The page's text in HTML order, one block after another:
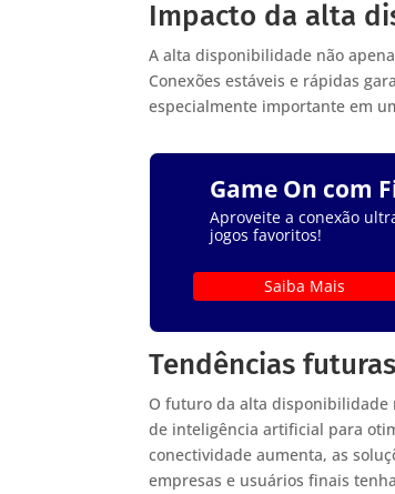
Impacto da alta
A alta disponibilidade não
Conexões estáveis e rápidas
especialmente importante em
Game On com
Aproveite a conexão
jogos favoritos!
Saiba Mais
Tendências
O futuro da alta disponibilidade
de inteligência artificial para
conectividade aumenta, as
empresas e usuários finais